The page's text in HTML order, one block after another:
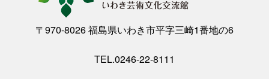
アクセシビリティ
〒970-8026 福島県いわき市平字三崎1番地の6
TEL.0246-22-8111